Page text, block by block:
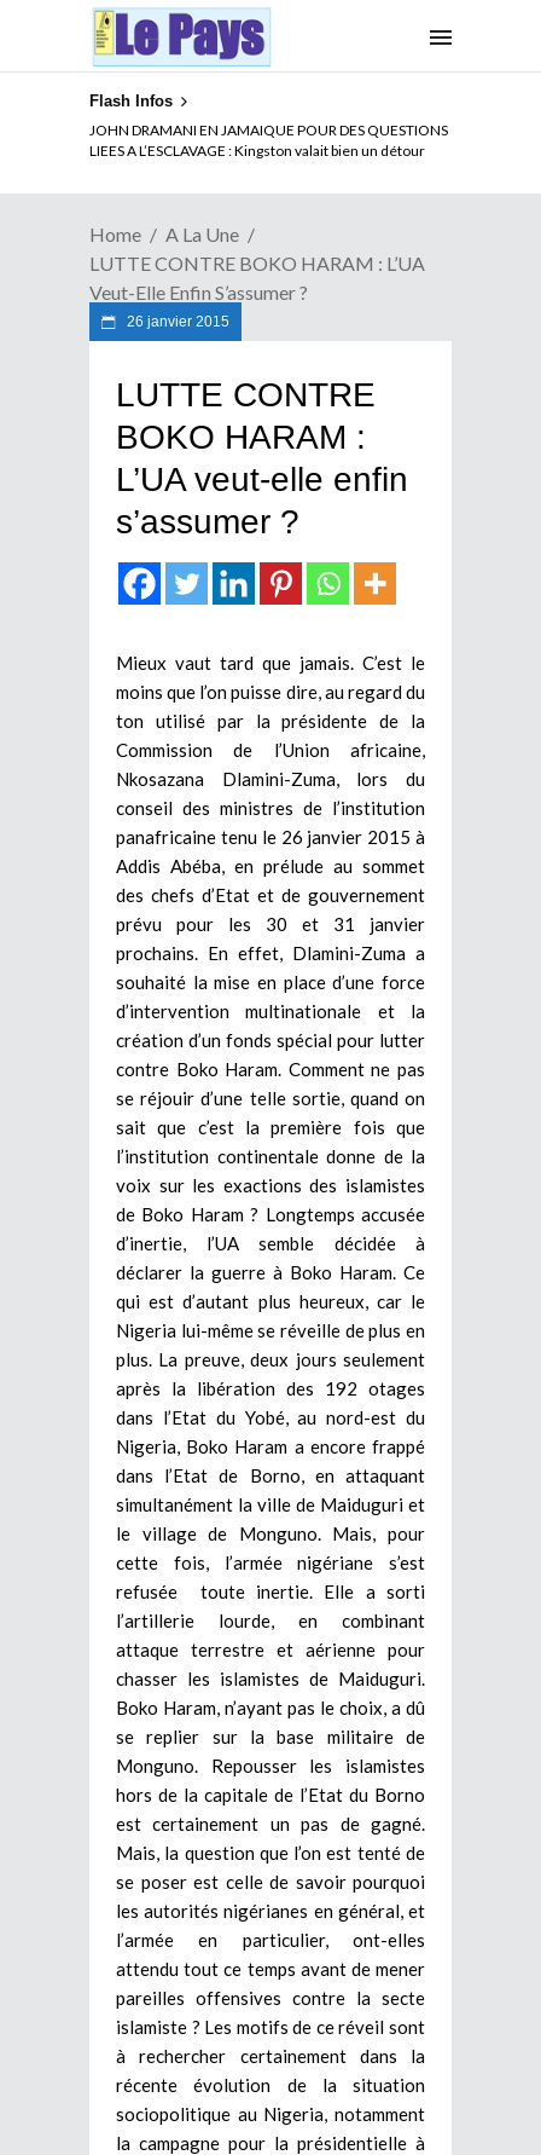
Flash Infos
JOHN DRAMANI EN JAMAIQUE POUR DES QUESTIONS
LIEES A L’ESCLAVAGE : Kingston valait bien un détour
ELECTION DE TALON A LA TETE DU SENAT BENINOIS :
Quand Patrice quitte le pouvoir sans partir !
Home
A La Une
LUTTE CONTRE BOKO HARAM : L’UA
Veut-Elle Enfin S’assumer ?
26 janvier 2015
LUTTE CONTRE
BOKO HARAM :
L’UA veut-elle enfin
s’assumer ?
Mieux vaut tard que jamais. C’est le
moins que l’on puisse dire, au regard du
ton utilisé par la présidente de la
Commission de l’Union africaine,
Nkosazana Dlamini-Zuma, lors du
conseil des ministres de l’institution
panafricaine tenu le 26 janvier 2015 à
Addis Abéba, en prélude au sommet
des chefs d’Etat et de gouvernement
prévu pour les 30 et 31 janvier
prochains. En effet, Dlamini-Zuma a
souhaité la mise en place d’une force
d’intervention multinationale et la
création d’un fonds spécial pour lutter
contre Boko Haram. Comment ne pas
se réjouir d’une telle sortie, quand on
sait que c’est la première fois que
l’institution continentale donne de la
voix sur les exactions des islamistes
de Boko Haram ? Longtemps accusée
d’inertie, l’UA semble décidée à
déclarer la guerre à Boko Haram. Ce
qui est d’autant plus heureux, car le
Nigeria lui-même se réveille de plus en
plus. La preuve, deux jours seulement
après la libération des 192 otages
dans l’Etat du Yobé, au nord-est du
Nigeria, Boko Haram a encore frappé
dans l’Etat de Borno, en attaquant
simultanément la ville de Maiduguri et
le village de Monguno. Mais, pour
cette fois, l’armée nigériane s’est
refusée toute inertie. Elle a sorti
l’artillerie lourde, en combinant
attaque terrestre et aérienne pour
chasser les islamistes de Maiduguri.
Boko Haram, n’ayant pas le choix, a dû
se replier sur la base militaire de
Monguno. Repousser les islamistes
hors de la capitale de l’Etat du Borno
est certainement un pas de gagné.
Mais, la question que l’on est tenté de
se poser est celle de savoir pourquoi
les autorités nigérianes en général, et
l’armée en particulier, ont-elles
attendu tout ce temps avant de mener
pareilles offensives contre la secte
islamiste ? Les motifs de ce réveil sont
à rechercher certainement dans la
récente évolution de la situation
sociopolitique au Nigeria, notamment
la campagne pour la présidentielle à